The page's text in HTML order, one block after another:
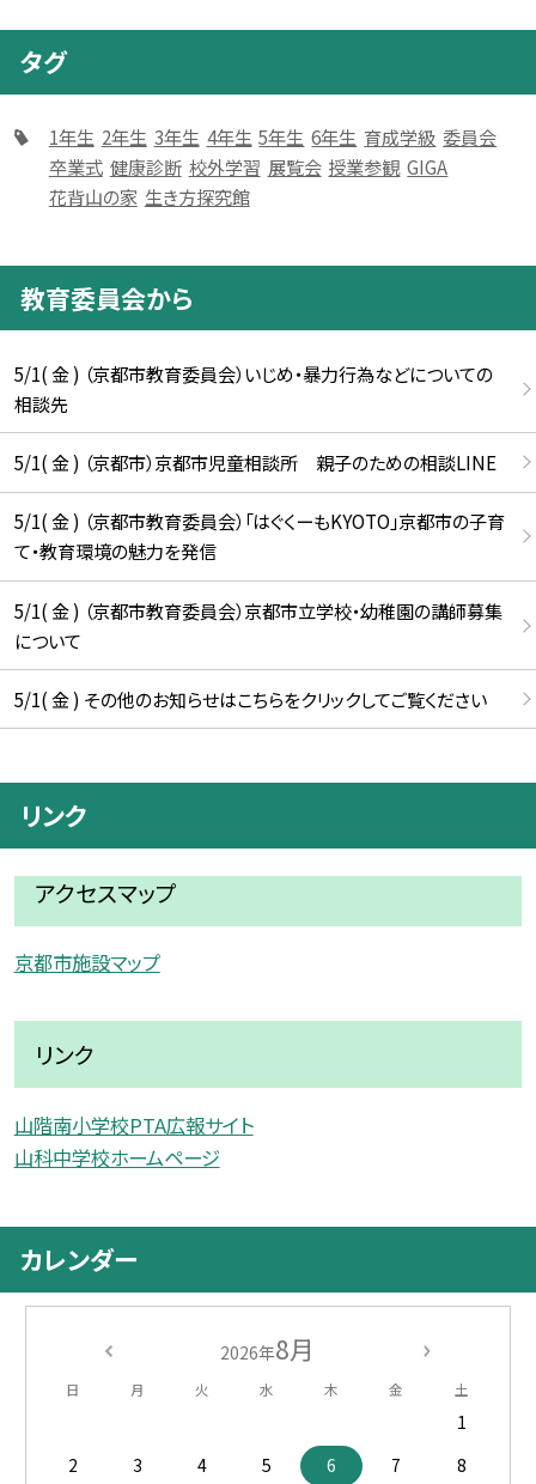
タグ
1年生 2年生 3年生 4年生 5年生 6年生 育成学級 委員会
卒業式 健康診断 校外学習 展覧会 授業参観 GIGA
花背山の家 生き方探究館
教育委員会から
5/1( 金 ) （京都市教育委員会）いじめ・暴力行為などについての
相談先
5/1( 金 ) （京都市）京都市児童相談所 親子のための相談LINE
5/1( 金 ) （京都市教育委員会）「はぐくーもKYOTO」京都市の子育
て・教育環境の魅力を発信
5/1( 金 ) （京都市教育委員会）京都市立学校・幼稚園の講師募集
について
5/1( 金 ) その他のお知らせはこちらをクリックしてご覧ください
リンク
アクセスマップ
京都市施設マップ
リンク
山階南小学校PTA広報サイト
山科中学校ホームページ
カレンダー
2026年8月
日 月 火 水 木 金 土
1
2
3 4 5 6 7
8